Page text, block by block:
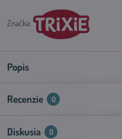
Značka:
Popis
Recenzie 0
Diskusia 0